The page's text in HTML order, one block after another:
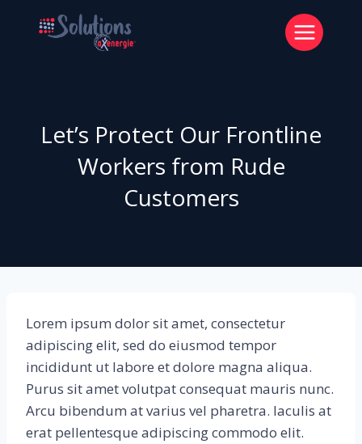
Let’s Protect Our Frontline
Workers from Rude
Customers
Lorem ipsum dolor sit amet, consectetur
adipiscing elit, sed do eiusmod tempor
incididunt ut labore et dolore magna aliqua.
Purus sit amet volutpat consequat mauris nunc.
Arcu bibendum at varius vel pharetra. Iaculis at
erat pellentesque adipiscing commodo elit.